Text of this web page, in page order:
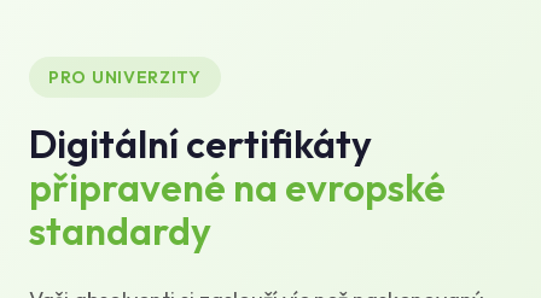
Podpora
PRO UNIVERZITY
Digitální certifikáty
připravené na evropské
standardy